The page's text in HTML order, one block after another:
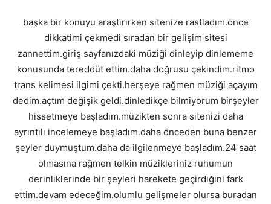
başka bir konuyu araştırırken sitenize rastladım.önce
dikkatimi çekmedi sıradan bir gelişim sitesi
zannettim.giriş sayfanızdaki müziği dinleyip dinlememe
konusunda tereddüt ettim.daha doğrusu çekindim.ritmo
trans kelimesi ilgimi çekti.herşeye rağmen müziği açayım
dedim.açtım değişik geldi.dinledikçe bilmiyorum birşeyler
hissetmeye başladım.müzikten sonra sitenizi daha
ayrıntılı incelemeye başladım.daha önceden buna benzer
şeyler duymuştum.daha da ilgilenmeye başladım.24 saat
olmasına rağmen telkin müzikleriniz ruhumun
derinliklerinde bir şeyleri harekete geçirdiğini fark
ettim.devam edeceğim.olumlu gelişmeler olursa buradan